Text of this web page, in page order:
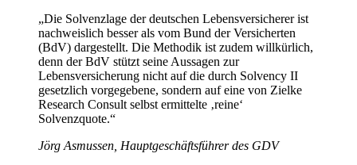
„Die Solvenzlage der deutschen Lebensversicherer ist
nachweislich besser als vom Bund der Versicherten
(BdV) dargestellt. Die Methodik ist zudem willkürlich,
denn der BdV stützt seine Aussagen zur
Lebensversicherung nicht auf die durch Solvency II
gesetzlich vorgegebene, sondern auf eine von Zielke
Research Consult selbst ermittelte ‚reine‘
Solvenzquote.“
Jörg Asmussen, Hauptgeschäftsführer des GDV